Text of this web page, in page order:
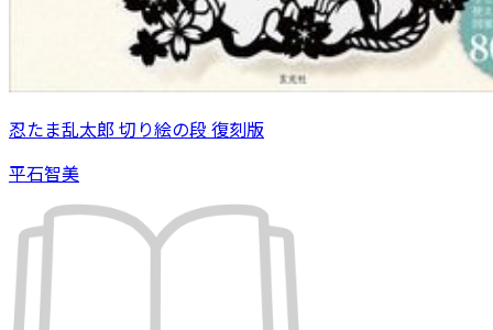
忍たま乱太郎 切り絵の段 復刻版
平石智美